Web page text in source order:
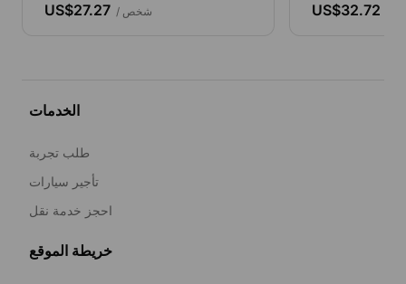
US$27.27 / شخص US$32.72
الخدمات
طلب تجربة
تأجير سيارات
احجز خدمة نقل
خريطة الموقع